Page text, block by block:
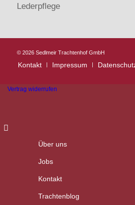
Lederpflege
© 2026 Sedlmeir Trachtenhof GmbH
Kontakt Impressum
Vertrag widerrufen
Über uns
Jobs
Kontakt
Trachtenblog